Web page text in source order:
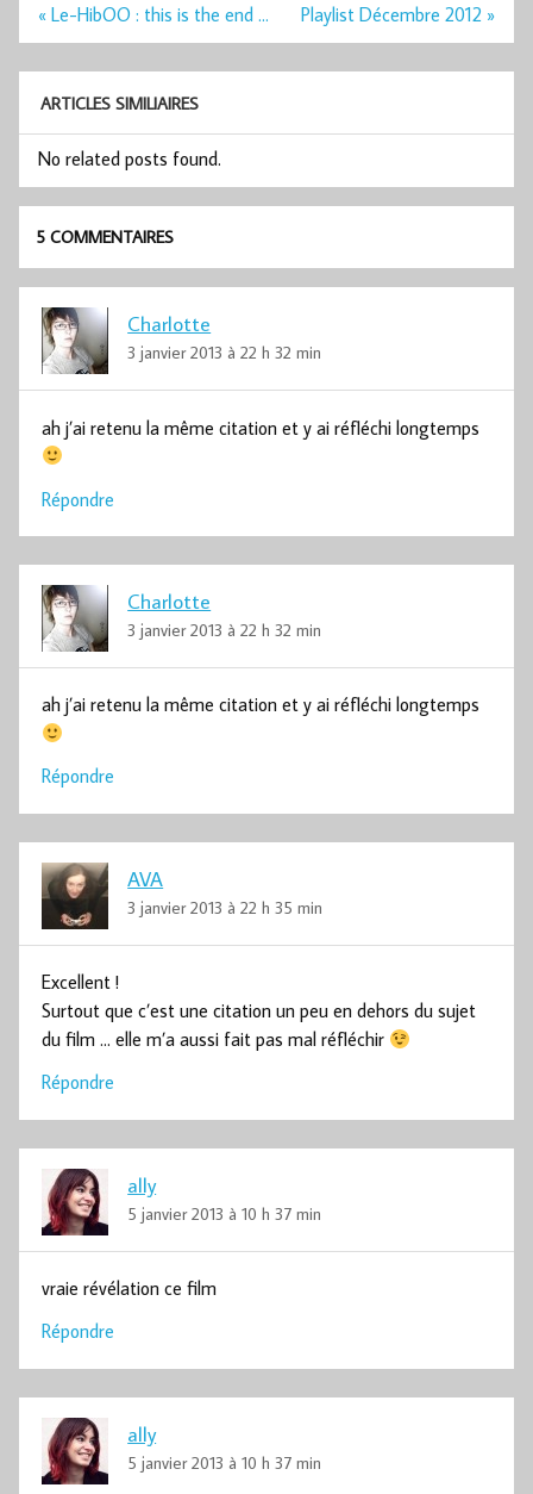
Navigation
« Le-HibOO : this is the end … Playlist Décembre 2012 »
ARTICLES SIMILIAIRES
No related posts found.
5 COMMENTAIRES
Charlotte
3 janvier 2013 à 22 h 32 min
ah j’ai retenu la même citation et y ai réfléchi longtemps
Répondre
Charlotte
3 janvier 2013 à 22 h 32 min
ah j’ai retenu la même citation et y ai réfléchi longtemps
Répondre
AVA
3 janvier 2013 à 22 h 35 min
Excellent !
Surtout que c’est une citation un peu en dehors du sujet
du film … elle m’a aussi fait pas mal réfléchir
Répondre
ally
5 janvier 2013 à 10 h 37 min
vraie révélation ce film
Répondre
ally
5 janvier 2013 à 10 h 37 min